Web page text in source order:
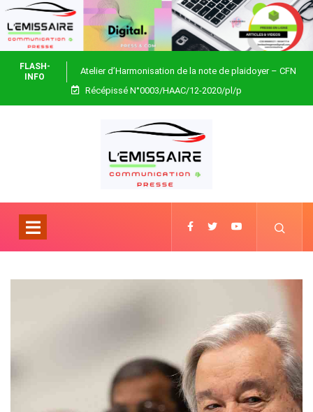
FLASH-
INFO
Atelier d’Harmonisation de la note de plaidoyer – CFN
Togo
Récépissé N°0003/HAAC/12-2020/pl/p